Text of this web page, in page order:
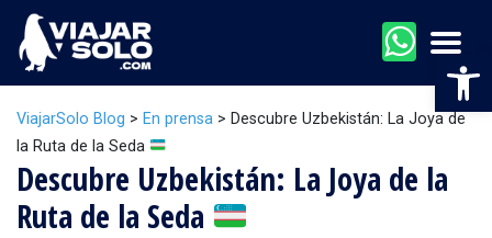
ViajarSolo Blog > En prensa > Descubre Uzbekistán: La Joya de
la Ruta de la Seda
Descubre Uzbekistán: La Joya de la
Ruta de la Seda